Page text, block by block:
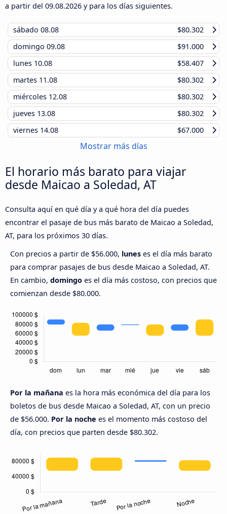
a partir del 09.08.2026 y para los días siguientes.
sábado 08.08
$80.302
domingo 09.08
$91.000
lunes 10.08
$58.407
martes 11.08
$80.302
miércoles 12.08
$80.302
jueves 13.08
$80.302
viernes 14.08 $67.000
Mostrar más días
El horario más barato para viajar
desde Maicao a Soledad, AT
Consulta aquí en qué día y a qué hora del día puedes
encontrar el pasaje de bus más barato de Maicao a Soledad,
AT, para los próximos 30 días.
Con precios a partir de $56.000, lunes es el día más barato
para comprar pasajes de bus desde Maicao a Soledad, AT.
En cambio, domingo es el día más costoso, con precios que
comienzan desde $80.000.
Por la mañana es la hora más económica del día para los
boletos de bus desde Maicao a Soledad, AT, con un precio
de $56.000. Por la noche es el momento más costoso del
día, con precios que parten desde $80.302.